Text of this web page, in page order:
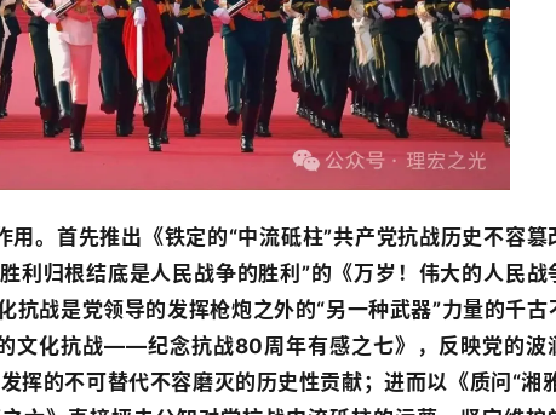
。 首先推出《铁定的“中流砥柱”共产党抗战历史不容
利归根结底是人民战争的胜利”的《万岁！伟大的人民
战是党领导的发挥枪炮之外的“另一种武器”力量的千古
文化抗战——纪念抗战80周年有感之七》，反映党的波
挥的不可替代不容磨灭的历史性贡献；进而以《质问“湘